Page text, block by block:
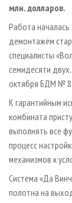
млн. долларов.
Работа
демонтажём
специалисты
семидесяти
октября БДМ № 8
К гарантийным
комбината
выполнять все
процесс
механизмов к
Система «Да
полотна на